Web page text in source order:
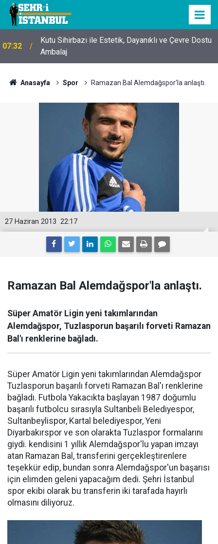
07:32
Kutu Sihirbazı ile Estetik, Dayanıklı ve Çevre Dostu
Ambalaj
Anasayfa Spor Ramazan Bal Alemdağspor'la anlaştı.
22:17
27 Haziran 2013
Ramazan Bal Alemdağspor'la anlaştı.
Süper Amatör Ligin yeni takımlarından
Alemdağspor, Tuzlasporun başarılı forveti Ramazan
Bal'ı renklerine bağladı.
Süper Amatör Ligin yeni takımlarından Alemdağspor
Tuzlasporun başarılı forveti Ramazan Bal'ı renklerine
bağladı. Futbola Yakacıkta başlayan 1987 doğumlu
başarılı futbolcu sırasıyla Sultanbeli Belediyespor,
Sultanbeylispor, Kartal belediyespor, Yeni
Diyarbakırspor ve son olarakta Tuzlaspor formalarını
giydi. kendisini 1 yıllık Alemdağspor'lu yapan imzayı
atan Ramazan Bal, transferini gerçekleştirenlere
teşekkür edip, bundan sonra Alemdağspor'un başarısı
için elimden geleni yapacağım dedi. Şehri İstanbul
spor ekibi olarak bu transferin iki tarafada hayırlı
olmasını diliyoruz.